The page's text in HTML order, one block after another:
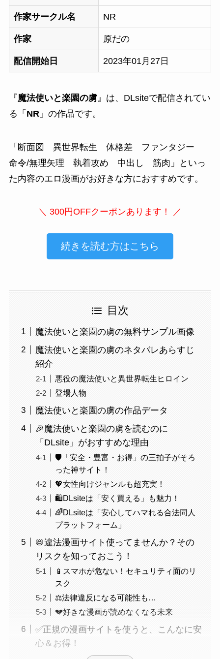
作家サークル名 NR
作家 原だの
配信開始日 2023年01月27日
『魔法使いと楽園の虜』は、DLsiteで配信されてい
る「 NR 」の作品です。
「 断面図 異世界転生 体格差 ファンタジー
命令/無理矢理 執着攻め 中出し 筋肉 」といっ
た内容のエロ漫画がお好きな方におすすめです。
＼ 300円OFFクーポンあります！ ／
続きを読む方はこちら
目次
魔法使いと楽園の虜の無料サンプル画像
魔法使いと楽園の虜のネタバレあらすじ
紹介
悪役の魔法使いと異世界転生ヒロイン
登場人物
魔法使いと楽園の虜の作品データ
🎉魔法使いと楽園の虜を読むのに
「DLsite」がおすすめな理由
🛡️「安全・豊富・お得」の三拍子がそろ
った神サイト！
💖女性向けジャンルも超充実！
🛍️DLsiteは「安く買える」も魅力！
🌈DLsiteは「安心してハマれる合法同人
プラットフォーム」
📛違法漫画サイト使ってませんか？その
リスクを知っておこう！
📱スマホが危ない！セキュリティ面のリ
スク
⚖️法律違反になる可能性も…
💔好きな漫画が読めなくなる未来
✅正規の漫画サイトを使うと、こんなに安
心＆お得！